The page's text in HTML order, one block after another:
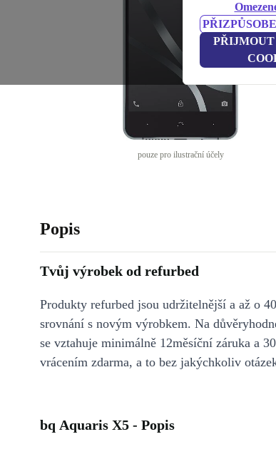
pouze pro ilustrační účely
Popis
Tvůj výrobek od refurbed
Produkty refurbed jsou udržitelnější a až o
srovnání s novým výrobkem. Na
se vztahuje minimálně 12měsíční záruka a
vrácením zdarma, a to bez jakýchkoliv
bq Aquaris X5 - Popis